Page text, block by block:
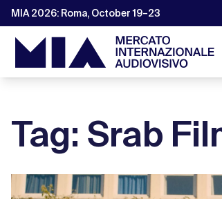
MIA 2026: Roma, October 19–23
Tag: Srab